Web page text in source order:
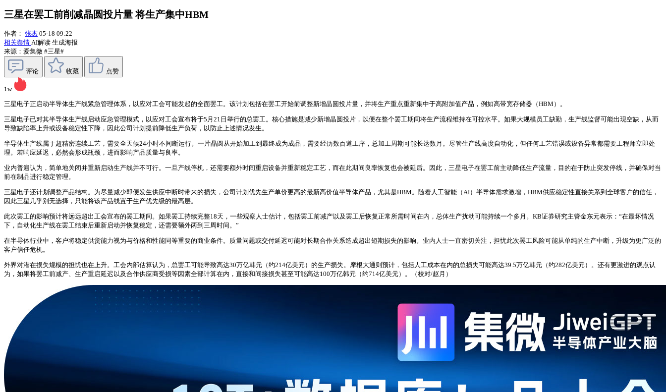
三星在罢工前削减晶圆投片量 将生产集中HBM
作者： 张杰 05-18 09:22
相关舆情 AI解读 生成海报
来源：爱集微 #三星#
评论 收藏 点赞
1w
三星电子正启动半导体生产线紧急管理体系，以应对工会可能发起的全面罢工。该计划包括在罢工开始前调整新增晶圆投片量，并将生产重点重新集中于高附加值产品，例如高带宽存储器（HBM）。
三星电子已对其半导体生产线启动应急管理模式，以应对工会宣布将于5月21日举行的总罢工。核心措施是减少新增晶圆投片，以便在整个罢工期间将生产流程维持在可控水平。如果大规模员工缺勤，生产线监督可能出现空缺，从而
导致缺陷率上升或设备稳定性下降，因此公司计划提前降低生产负荷，以防止上述情况发生。
半导体生产线属于超精密连续工艺，需要全天候24小时不间断运行。一片晶圆从开始加工到最终成为成品，需要经历数百道工序，总加工周期可能长达数月。尽管生产线高度自动化，但任何工艺错误或设备异常都需要工程师立即处
理。若响应延迟，必然会形成瓶颈，进而影响产品质量与良率。
业内普遍认为，简单地关闭并重新启动生产线并不可行。一旦产线停机，还需要额外时间重启设备并重新稳定工艺，而在此期间良率恢复也会被延后。因此，三星电子在罢工前主动降低生产流量，目的在于防止突发停线，并确保对当
前在制品进行稳定管理。
三星电子还计划调整产品结构。为尽量减少即便发生供应中断时带来的损失，公司计划优先生产单价更高的最新高价值半导体产品，尤其是HBM。随着人工智能（AI）半导体需求激增，HBM供应稳定性直接关系到全球客户的信任，
因此三星几乎别无选择，只能将该产品线置于生产优先级的最高层。
此次罢工的影响预计将远远超出工会宣布的罢工期间。如果罢工持续完整18天，一些观察人士估计，包括罢工前减产以及罢工后恢复正常所需时间在内，总体生产扰动可能持续一个多月。KB证券研究主管金东元表示：“在最坏情况
下，自动化生产线在罢工结束后重新启动并恢复稳定，还需要额外两到三周时间。”
在半导体行业中，客户将稳定供货能力视为与价格和性能同等重要的商业条件。质量问题或交付延迟可能对长期合作关系造成超出短期损失的影响。业内人士一直密切关注，担忧此次罢工风险可能从单纯的生产中断，升级为更广泛的
客户信任危机。
外界对潜在损失规模的担忧也在上升。工会内部估算认为，总罢工可能导致高达30万亿韩元（约214亿美元）的生产损失。摩根大通则预计，包括人工成本在内的总损失可能高达39.5万亿韩元（约282亿美元）。还有更激进的观点认
为，如果将罢工前减产、生产重启延迟以及合作供应商受损等因素全部计算在内，直接和间接损失甚至可能高达100万亿韩元（约714亿美元）。（校对/赵月）